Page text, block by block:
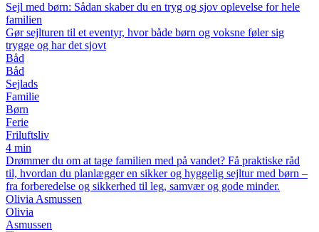
Sejl med børn: Sådan skaber du en tryg og sjov oplevelse for hele
familien
Gør sejlturen til et eventyr, hvor både børn og voksne føler sig
trygge og har det sjovt
Båd
Båd
Sejlads
Familie
Børn
Ferie
Friluftsliv
4 min
Drømmer du om at tage familien med på vandet? Få praktiske råd
til, hvordan du planlægger en sikker og hyggelig sejltur med børn –
fra forberedelse og sikkerhed til leg, samvær og gode minder.
Olivia Asmussen
Olivia
Asmussen